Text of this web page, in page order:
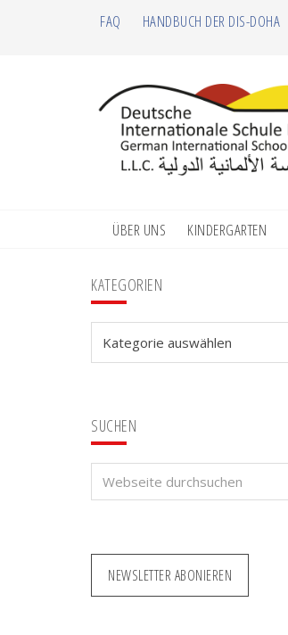
FAQ HANDBUCH DER DIS-DOHA
ÜBER UNS KINDERGARTEN
Seitenspalte
KATEGORIEN
SUCHEN
Webseite
NEWSLETTER ABONIEREN